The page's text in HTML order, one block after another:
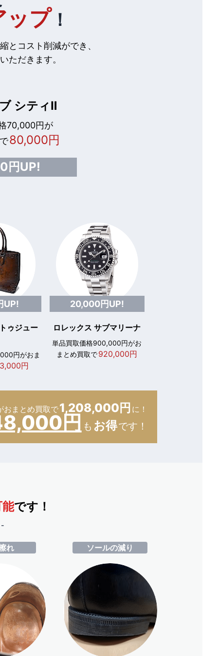
ップ ！
とコスト削減ができ、
ただきます。
シティⅡ
70,000円が
80,000円
円UP!
UP!
ゥジュー
円がおま
円
20,000円UP!
ロレックス サブマリーナ
単品買取価格900,000円がお
まとめ買取で920,000円
おまとめ買取で1,208,000円 に！
円 も お得です！
です！
-
れ ソールの減り